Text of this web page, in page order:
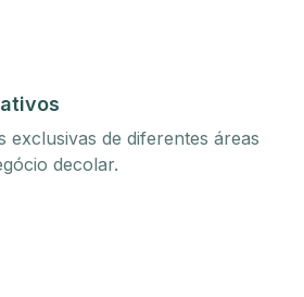
exclusivas de diferentes áreas
decolar.